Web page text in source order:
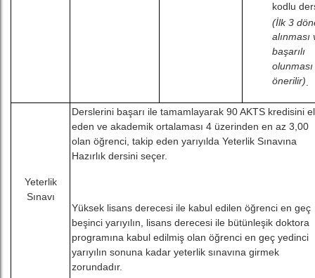
kodlu
(İlk 3
alınması
başarılı
olunması
önerilir)
Yeterlik
Sınavı
Derslerini başarı ile tamamlayarak 90 AKTS kredisini
eden ve akademik ortalaması 4 üzerinden en az 3,00
olan öğrenci, takip eden yarıyılda Yeterlik Sınavına
Hazırlık dersini seçer.
Yüksek lisans derecesi ile kabul edilen öğrenci en geç
beşinci yarıyılın, lisans derecesi ile bütünleşik doktora
programına kabul edilmiş olan öğrenci en geç yedinci
yarıyılın sonuna kadar yeterlik sınavına girmek
zorundadır.